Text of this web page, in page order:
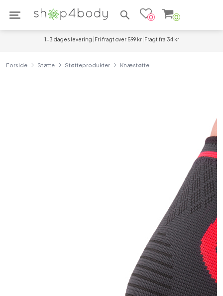
Søg efter produkter
0 0
1-3 dages levering Fri fragt over 599 kr Fragt fra 34 kr
Forside Støtte Støtteprodukter Knæstøtte